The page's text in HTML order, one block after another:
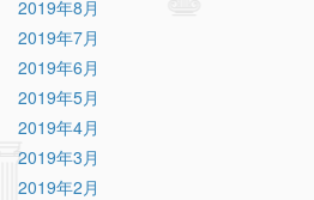
2019年8月
2019年7月
2019年6月
2019年5月
2019年4月
2019年3月
2019年2月